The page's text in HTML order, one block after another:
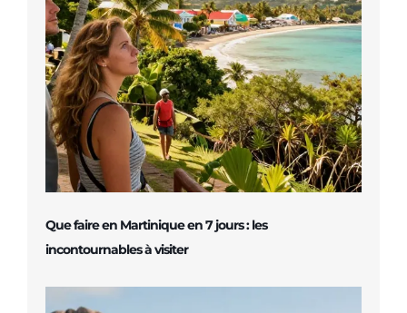
Que faire en Martinique en 7 jours : les
incontournables à visiter